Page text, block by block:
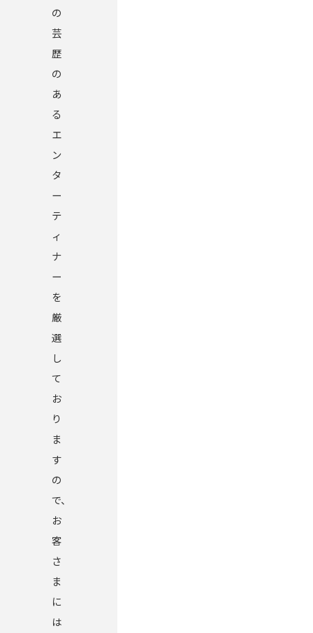
の
芸
歴
の
あ
る
エ
ン
タ
ー
テ
ィ
ナ
ー
を
厳
選
し
て
お
り
ま
す
の
で、
お
客
さ
ま
に
は